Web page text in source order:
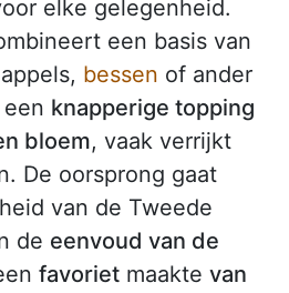
elke gelegenheid.
een basis van
bessen of ander
knapperige topping
bloem, vaak verrijkt
De oorsprong gaat
van de Tweede
de eenvoud van de
favoriet maakte van